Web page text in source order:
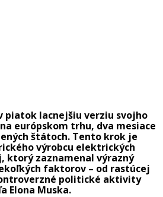
piatok lacnejšiu verziu svojho
európskom trhu, dva mesiace
štátoch. Tento krok je
výrobcu elektrických
ktorý zaznamenal výrazný
faktorov – od rastúcej
politické aktivity
Elona Muska.